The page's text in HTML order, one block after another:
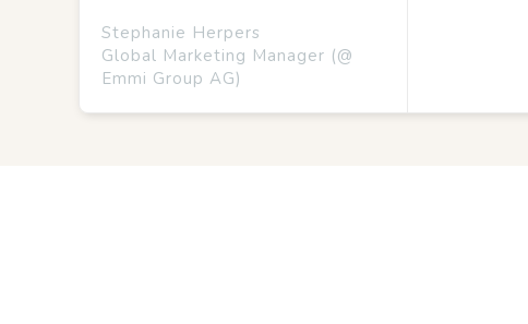
Stephanie Herpers
Global Marketing Manager (@
Emmi Group AG)